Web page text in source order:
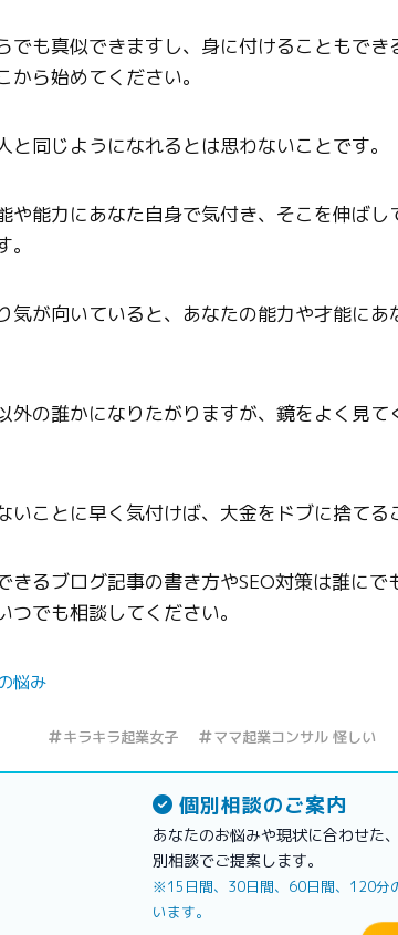
でも真似できますし、身に付けることもでき
ら始めてください。
と同じようになれるとは思わないことです。
や能力にあなた自身で気付き、そこを伸ば
気が向いていると、あなたの能力や才能にあ
外の誰かになりたがりますが、鏡をよく見て
いことに早く気付けば、大金をドブに捨てる
きるブログ記事の書き方やSEO対策は誰に
でも相談してください。
悩み
キラキラ起業女子 ママ起業コンサル 怪しい
個別相談のご案内
あなたのお悩みや現状に合わせた
別相談でご提案します。
※15日間、30日間、60日間、120分
います。